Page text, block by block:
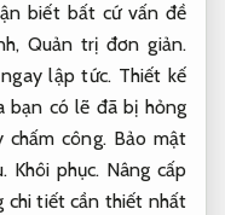
biết bất cứ vấn đề
Quản trị đơn giản.
lập tức. Thiết kế
bạn có lẽ đã bị hỏng
chấm công. Bảo mật
Khôi phục. Nâng cấp
chi tiết cần thiết nhất